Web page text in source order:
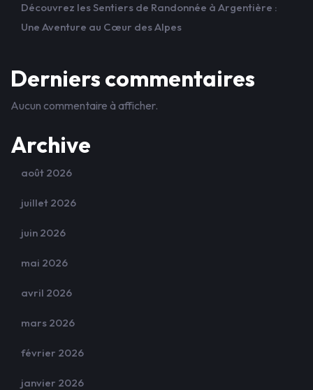
Découvrez les Sentiers de Randonnée à Argentière :
Une Aventure au Cœur des Alpes
Derniers commentaires
Aucun commentaire à afficher.
Archive
août 2026
juillet 2026
juin 2026
mai 2026
avril 2026
mars 2026
février 2026
janvier 2026